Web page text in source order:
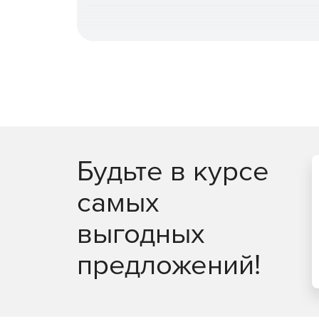
Будьте в курсе
самых
выгодных
предложений!